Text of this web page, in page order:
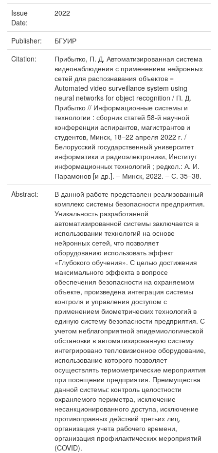
Issue
Date:
2022
Publisher:
БГУИР
Citation:
Прибытко, П. Д. Автоматизированная система
видеонаблюдения с применением нейронных
сетей для распознавания объектов =
Automated video surveillance system using
neural networks for object recognition / П. Д.
Прибытко // Информационные системы и
технологии : сборник статей 58-й научной
конференции аспирантов, магистрантов и
студентов, Минск, 18–22 апреля 2022 г. /
Белорусский государственный университет
информатики и радиоэлектроники, Институт
информационных технологий ; редкол.: А. И.
Парамонов [и др.]. – Минск, 2022. – С. 35–38.
Abstract:
В данной работе представлен реализованный
комплекс системы безопасности предприятия.
Уникальность разработанной
автоматизированной системы заключается в
использовании технологий на основе
нейронных сетей, что позволяет
оборудованию использовать эффект
«Глубокого обучения». С целью достижения
максимального эффекта в вопросе
обеспечения безопасности на охраняемом
объекте, произведена интеграция системы
контроля и управления доступом с
применением биометрических технологий в
единую систему безопасности предприятия. С
учетом неблагоприятной эпидемиологической
обстановки в автоматизированную систему
интегрировано тепловизионное оборудование,
использование которого позволяет
осуществлять термометрические мероприятия
при посещении предприятия. Преимущества
данной системы: контроль целостности
охраняемого периметра, исключение
несанкционированного доступа, исключение
противоправных действий третьих лиц,
организация учета рабочего времени,
организация профилактических мероприятий
(COVID).